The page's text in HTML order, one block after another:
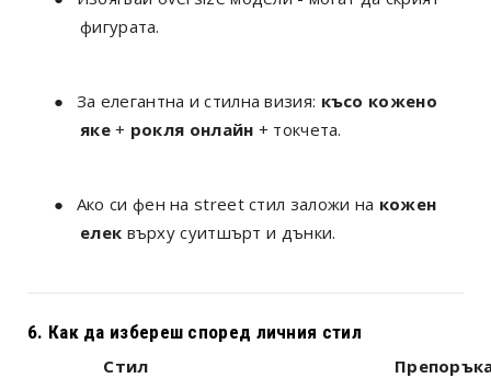
фигурата.
● За елегантна и стилна визия: късо кожено
яке+ рокля онлайн + токчета.
● Ако си фен на street стил заложи на кожен
елек върху суитшърт и дънки.
6. Как да избереш според личния стил
Стил